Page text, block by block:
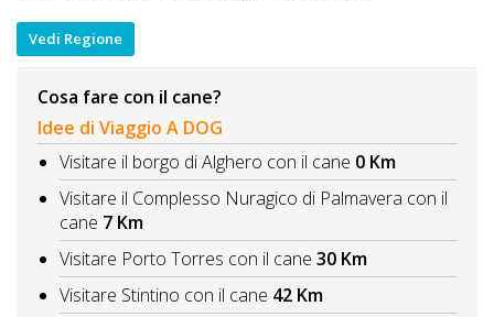
Vedi Regione
Cosa fare con il cane?
Idee di Viaggio A DOG
Visitare il borgo di Alghero con il cane 0 Km
Visitare il Complesso Nuragico di Palmavera con il
cane 7 Km
Visitare Porto Torres con il cane 30 Km
Visitare Stintino con il cane 42 Km